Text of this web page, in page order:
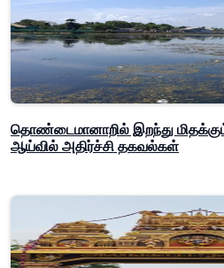
தொண்டைமானாறில் இறந்து
ஆய்வில் அதிர்ச்சி தகவல்கள்